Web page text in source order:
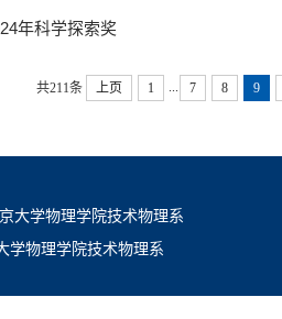
年科学探索奖
共211条 上页 1 7 8 9
大学物理学院技术物理系
学物理学院技术物理系